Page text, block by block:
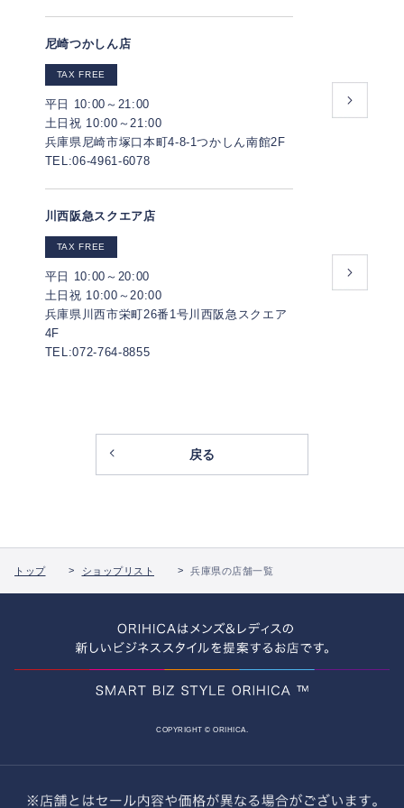
尼崎つかしん店
TAX FREE
平日 10:00～21:00
土日祝 10:00～21:00
兵庫県尼崎市塚口本町4-8-1つかしん南館2F
TEL:06-4961-6078
川西阪急スクエア店
TAX FREE
平日 10:00～20:00
土日祝 10:00～20:00
兵庫県川西市栄町26番1号川西阪急スクエア
4F
TEL:072-764-8855
戻る
トップ ショップリスト 兵庫県の店舗一覧
COPYRIGHT © ORIHICA.